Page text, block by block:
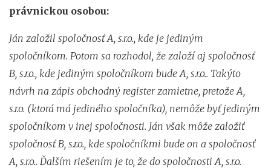
právnickou osobou:
Ján založil spoločnosť A, s.r.o., kde je jediným
spoločníkom. Potom sa rozhodol, že založí aj spoločnosť
B, s.r.o., kde jediným spoločníkom bude A, s.r.o.. Takýto
návrh na zápis obchodný register zamietne, pretože A,
s.r.o. (ktorá má jediného spoločníka), nemôže byť jediným
spoločníkom v inej spoločnosti. Ján však môže založiť
spoločnosť B, s.r.o., kde spoločníkmi bude on a spoločnosť
A, s.r.o.. Ďalším riešením je to, že do spoločnosti A, s.r.o.